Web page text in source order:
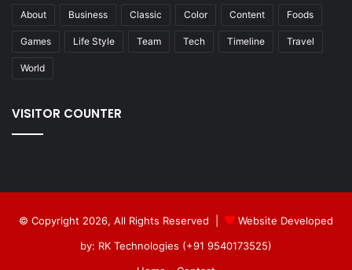
About Business Classic Color Content Foods
Games Life Style Team Tech Timeline Travel
World
VISITOR COUNTER
© Copyright 2026, All Rights Reserved |
Website Developed
by: RK Technologies (+91 9540173525)